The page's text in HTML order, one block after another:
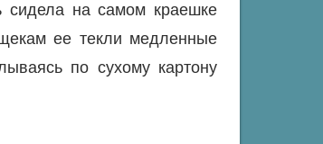
сидела на самом краешке
ее текли медленные
по сухому картону